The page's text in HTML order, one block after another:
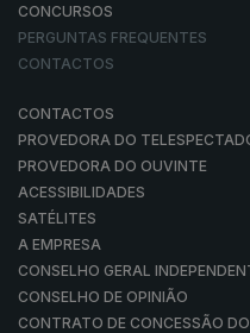
CONCURSOS
PERGUNTAS FREQUENTES
CONTACTOS
CONTACTOS
PROVEDORA DO
PROVEDORA DO OUVINTE
ACESSIBILIDADES
SATÉLITES
A EMPRESA
CONSELHO GERAL
CONSELHO DE OPINIÃO
CONTRATO DE CONCESSÃO